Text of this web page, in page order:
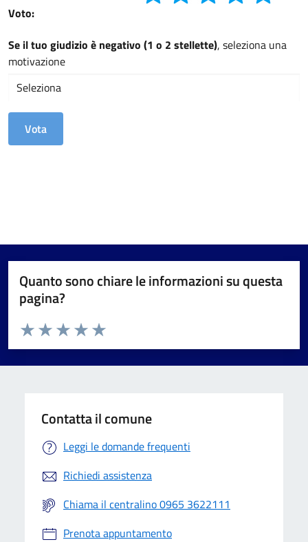
Voto:
Se il tuo giudizio è negativo (1 o 2 stellette), seleziona una
motivazione
Quanto sono chiare le informazioni su questa
pagina?
Valuta da 1 a 5 stelle la pagina
Valuta 5 stelle su 5
Valuta 4 stelle su 5
Valuta 3 stelle su 5
Valuta 2 stelle su 5
Valuta 1 stelle su 5
Contatta il comune
Leggi le domande frequenti
Richiedi assistenza
Chiama il centralino 0965 3622111
Prenota appuntamento